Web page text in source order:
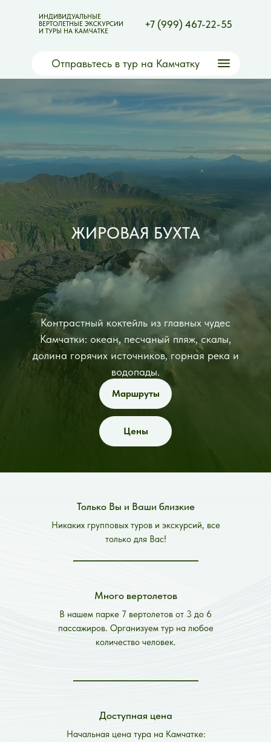
ИНДИВИДУАЛЬНЫЕ
ВЕРТОЛЕТНЫЕ ЭКСКУРСИИ
И ТУРЫ НА КАМЧАТКЕ
+7 (999) 467-22-55
Отправьтесь в тур на Камчатку
ЖИРОВАЯ БУХТА
Контрастный коктейль из главных чудес
Камчатки: океан, песчаный пляж, скалы,
долина горячих источников, горная река и
водопады.
Маршруты
Цены
Только Вы и Ваши близкие
Много вертолетов
Доступная цена
Никаких групповых туров и экскурсий, все
только для Вас!
В нашем парке 7 вертолетов от 3 до 6
пассажиров. Организуем тур на любое
количество человек.
Начальная цена тура на Камчатке: